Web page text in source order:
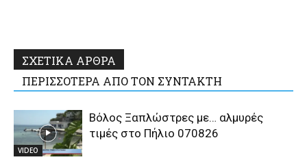
ΣΧΕΤΙΚΑ ΑΡΘΡΑ
ΠΕΡΙΣΣΟΤΕΡΑ ΑΠΟ ΤΟΝ ΣΥΝΤΑΚΤΗ
VIDEO
Βόλος Ξαπλώστρες με… αλμυρές
τιμές στο Πήλιο 070826